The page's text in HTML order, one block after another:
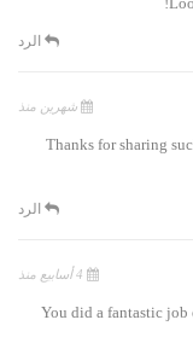
الرد
شهرين منذ
Thanks for sharing
الرد
You did a fantastic